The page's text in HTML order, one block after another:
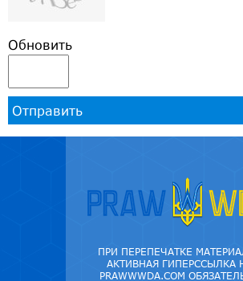
Обновить
Отправить
ПРИ ПЕРЕПЕЧАТКЕ
АКТИВНАЯ ГИПЕРССЫЛКА
PRAWWWDA.COM